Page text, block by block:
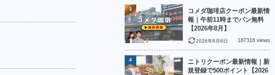
コメダ珈琲店クーポン最新情
報｜午前11時までパン無料
【2026年8月】
2026年8月6日 187318 views
3
ニトリクーポン最新情報｜新
規登録で500ポイント【2026
4